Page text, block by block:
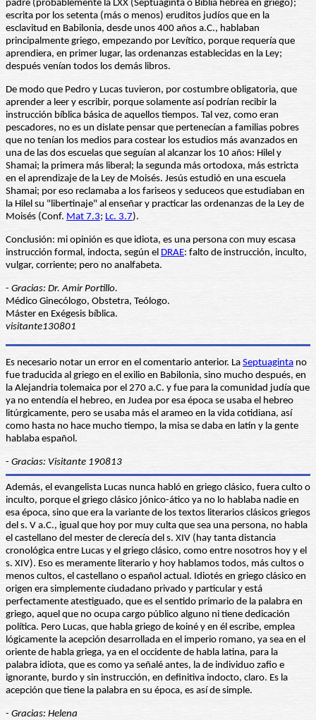
padre (probablemente la LXX (Septuaginta o Biblia hebrea en griego);
escrita por los setenta (más o menos) eruditos judíos que en la
esclavitud en Babilonia, desde unos 400 años a.C., hablaban
principalmente griego, empezando por Levítico, porque requería que
aprendiera, en primer lugar, las ordenanzas establecidas en la Ley;
después venían todos los demás libros.
De modo que Pedro y Lucas tuvieron, por costumbre obligatoria, que
aprender a leer y escribir, porque solamente así podrían recibir la
instrucción bíblica básica de aquellos tiempos. Tal vez, como eran
pescadores, no es un dislate pensar que pertenecían a familias pobres
que no tenían los medios para costear los estudios más avanzados en
una de las dos escuelas que seguían al alcanzar los 10 años: Hilel y
Shamai; la primera más liberal; la segunda más ortodoxa, más estricta
en el aprendizaje de la Ley de Moisés. Jesús estudió en una escuela
Shamai; por eso reclamaba a los fariseos y seduceos que estudiaban en
la Hilel su "libertinaje" al enseñar y practicar las ordenanzas de la Ley de
Moisés (Conf. Mat 7.3; Lc. 3.7).
Conclusión: mi opinión es que idiota, es una persona con muy escasa
instrucción formal, indocta, según el DRAE: falto de instrucción, inculto,
vulgar, corriente; pero no analfabeta.
- Gracias: Dr. Amir Portillo.
Médico Ginecólogo, Obstetra, Teólogo.
Máster en Exégesis bíblica.
visitante130801
Es necesario notar un error en el comentario anterior. La Septuaginta no
fue traducida al griego en el exilio en Babilonia, sino mucho después, en
la Alejandria tolemaica por el 270 a.C. y fue para la comunidad judía que
ya no entendía el hebreo, en Judea por esa época se usaba el hebreo
litúrgicamente, pero se usaba más el arameo en la vida cotidiana, así
como hasta no hace mucho tiempo, la misa se daba en latín y la gente
hablaba español.
- Gracias: Visitante 190813
Además, el evangelista Lucas nunca habló en griego clásico, fuera culto o
inculto, porque el griego clásico jónico-ático ya no lo hablaba nadie en
esa época, sino que era la variante de los textos literarios clásicos griegos
del s. V a.C., igual que hoy por muy culta que sea una persona, no habla
el castellano del mester de clerecía del s. XIV (hay tanta distancia
cronológica entre Lucas y el griego clásico, como entre nosotros hoy y el
s. XIV). Eso es meramente literario y hoy hablamos todos, más cultos o
menos cultos, el castellano o español actual. Idiotés en griego clásico en
origen era simplemente ciudadano privado y particular y está
perfectamente atestiguado, que es el sentido primario de la palabra en
griego, aquel que no ocupa cargo público alguno ni tiene dedicación
política. Pero Lucas, que habla griego de koiné y en él escribe, emplea
lógicamente la acepción desarrollada en el imperio romano, ya sea en el
oriente de habla griega, ya en el occidente de habla latina, para la
palabra idiota, que es como ya señalé antes, la de individuo zafio e
ignorante, burdo y sin instrucción, en definitiva indocto, claro. Es la
acepción que tiene la palabra en su época, es así de simple.
- Gracias: Helena